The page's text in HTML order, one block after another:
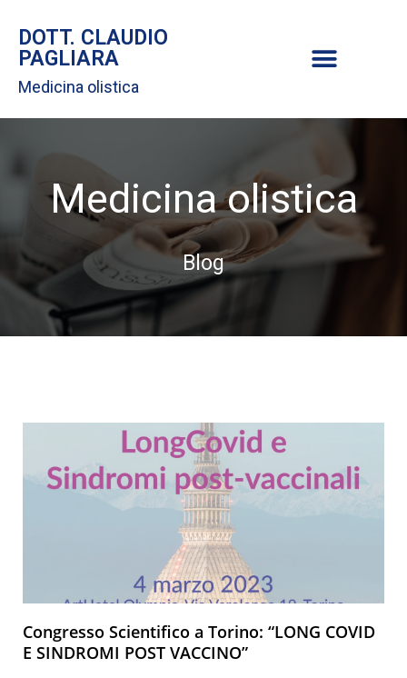
DOTT. CLAUDIO
PAGLIARA
Medicina olistica
Medicina olistica
Blog
Congresso Scientifico a Torino: “LONG COVID
E SINDROMI POST VACCINO”